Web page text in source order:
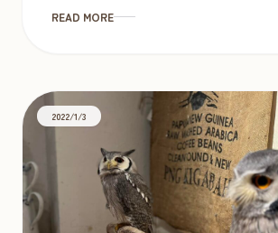
READ MORE
2022/1/3